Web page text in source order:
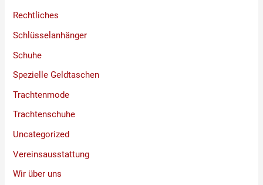
Rechtliches
Schlüsselanhänger
Schuhe
Spezielle Geldtaschen
Trachtenmode
Trachtenschuhe
Uncategorized
Vereinsausstattung
Wir über uns